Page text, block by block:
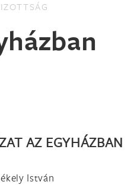
AZ EGYHÁZBAN
István